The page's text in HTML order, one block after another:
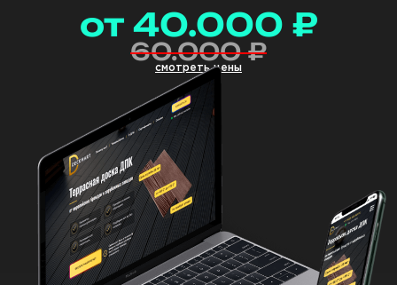
от 40.000 ₽
60.000 ₽
смотреть цены